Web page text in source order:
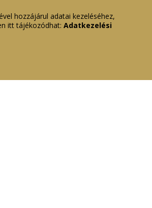
hozzájárul adatai kezeléséhez,
itt tájékozódhat: Adatkezelési